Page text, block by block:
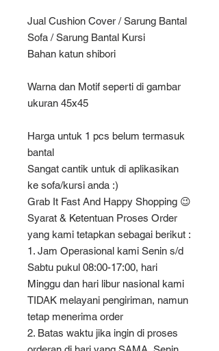
Jual Cushion Cover / Sarung Bantal
Sofa / Sarung Bantal Kursi
Bahan katun shibori
Warna dan Motif seperti di gambar
ukuran 45x45
Harga untuk 1 pcs belum termasuk
bantal
Sangat cantik untuk di aplikasikan
ke sofa/kursi anda :)
Grab It Fast And Happy Shopping 😉
Syarat & Ketentuan Proses Order
yang kami tetapkan sebagai berikut :
1. Jam Operasional kami Senin s/d
Sabtu pukul 08:00-17:00, hari
Minggu dan hari libur nasional kami
TIDAK melayani pengiriman, namun
tetap menerima order
2. Batas waktu jika ingin di proses